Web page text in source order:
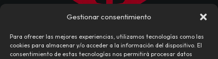
Gestionar consentimiento
Para ofrecer las mejores experiencias, utilizamos tecnologías como las
cookies para almacenar y/o acceder a la información del dispositivo. El
consentimiento de estas tecnologías nos permitirá procesar datos